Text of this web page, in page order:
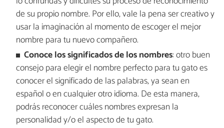
de su propio nombre. Por ello, vale la pena ser creativo y
usar la imaginación al momento de escoger el mejor
nombre para tu nuevo compañero.
Conoce los significados de los nombres: otro buen
consejo para elegir el nombre perfecto para tu gato es
conocer el significado de las palabras, ya sean en
español o en cualquier otro idioma. De esta manera,
podrás reconocer cuáles nombres expresan la
personalidad y/o el aspecto de tu gato.